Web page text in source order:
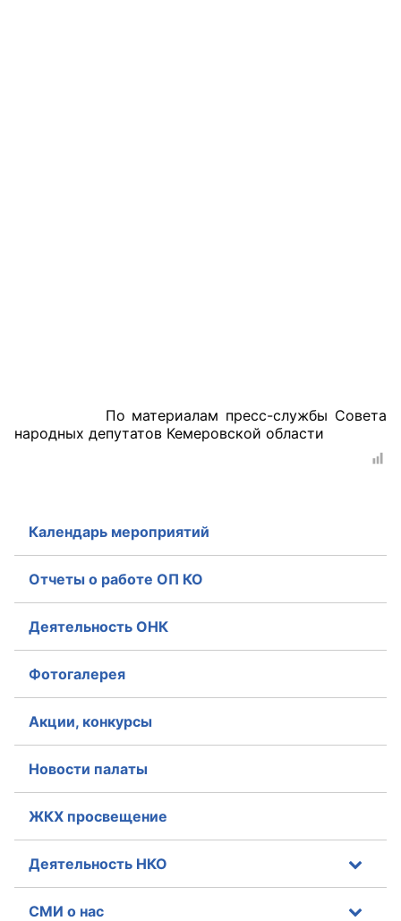
По материалам пресс-службы Совета
народных депутатов Кемеровской области
Календарь мероприятий
Отчеты о работе ОП КО
Деятельность ОНК
Фотогалерея
Акции, конкурсы
Новости палаты
ЖКХ просвещение
Деятельность НКО
СМИ о нас